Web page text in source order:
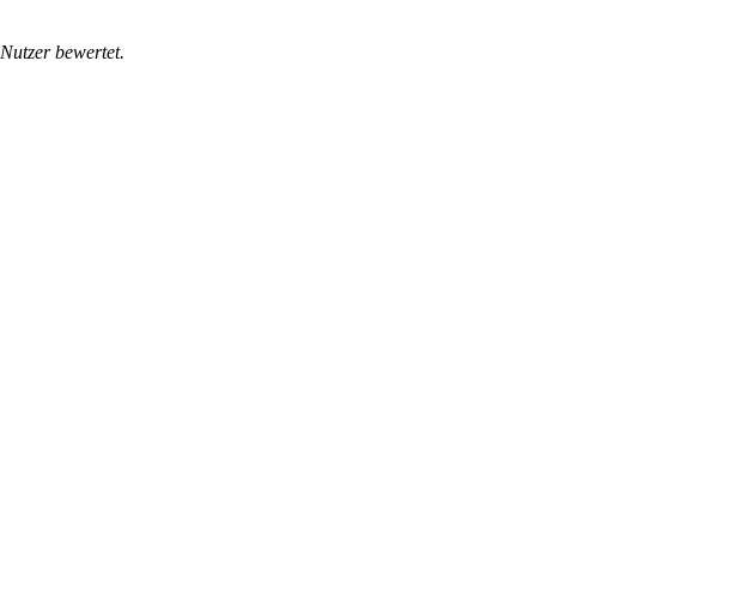
Nutzer bewertet.